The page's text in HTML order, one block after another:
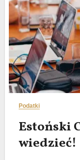
Podatki
Estoński
wiedzieć!